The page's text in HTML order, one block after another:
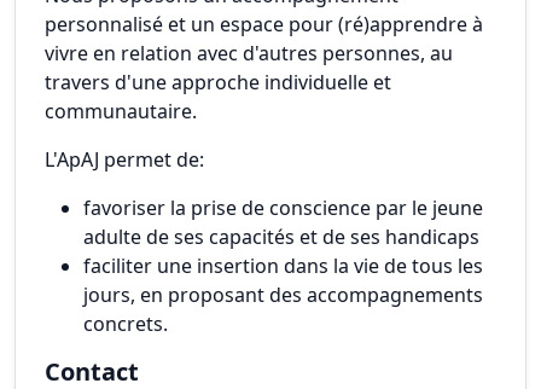
personnalisé et un espace pour (ré)apprendre à
vivre en relation avec d'autres personnes, au
travers d'une approche individuelle et
communautaire.
L'ApAJ permet de:
favoriser la prise de conscience par le jeune
adulte de ses capacités et de ses handicaps
faciliter une insertion dans la vie de tous les
jours, en proposant des accompagnements
concrets.
Contact